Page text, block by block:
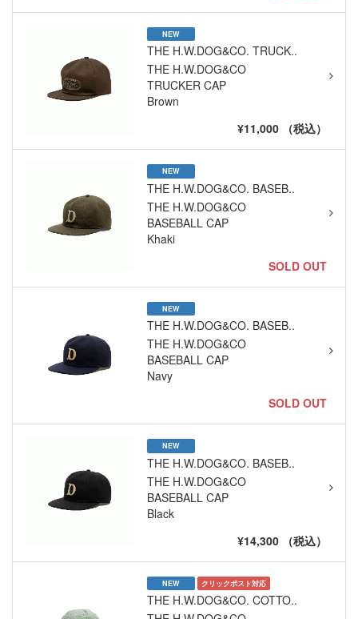
NEW
THE H.W.DOG&CO. TRUCK..
THE H.W.DOG&CO
TRUCKER CAP
Brown
¥11,000 （税込）
NEW
THE H.W.DOG&CO. BASEB..
THE H.W.DOG&CO
BASEBALL CAP
Khaki
SOLD OUT
NEW
THE H.W.DOG&CO. BASEB..
THE H.W.DOG&CO
BASEBALL CAP
Navy
SOLD OUT
NEW
THE H.W.DOG&CO. BASEB..
THE H.W.DOG&CO
BASEBALL CAP
Black
¥14,300 （税込）
NEW クリックポスト対応
THE H.W.DOG&CO. COTTO..